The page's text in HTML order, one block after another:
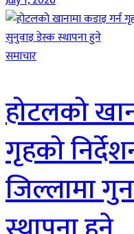
समाचार
होटलको
गृहको
जिल्लामा